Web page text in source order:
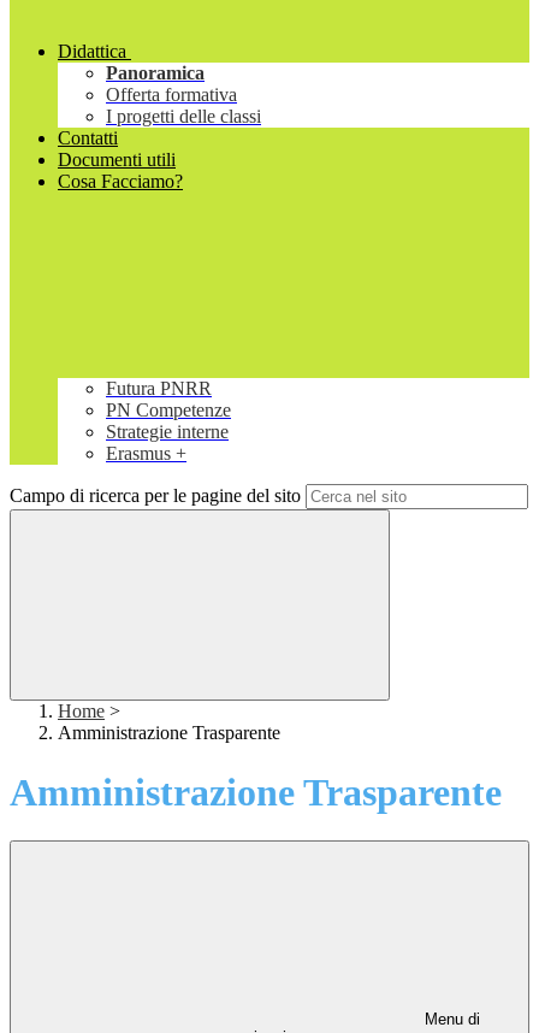
Didattica
Panoramica
Offerta formativa
I progetti delle classi
Contatti
Documenti utili
Cosa Facciamo?
Futura PNRR
PN Competenze
Strategie interne
Erasmus +
Campo di ricerca per le pagine del sito
Home >
Amministrazione Trasparente
Amministrazione Trasparente
Menu di